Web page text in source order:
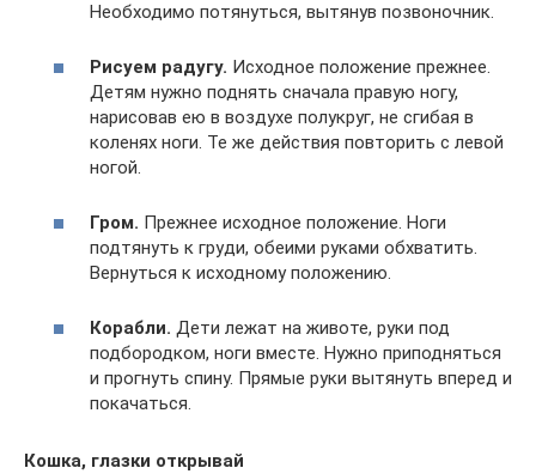
Необходимо потянуться, вытянув позвоночник.
Рисуем радугу. Исходное положение прежнее.
Детям нужно поднять сначала правую ногу,
нарисовав ею в воздухе полукруг, не сгибая в
коленях ноги. Те же действия повторить с левой
ногой.
Гром. Прежнее исходное положение. Ноги
подтянуть к груди, обеими руками обхватить.
Вернуться к исходному положению.
Корабли. Дети лежат на животе, руки под
подбородком, ноги вместе. Нужно приподняться
и прогнуть спину. Прямые руки вытянуть вперед и
покачаться.
Кошка, глазки открывай